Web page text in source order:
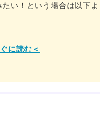
い！という場合は以下よ
に読む＜